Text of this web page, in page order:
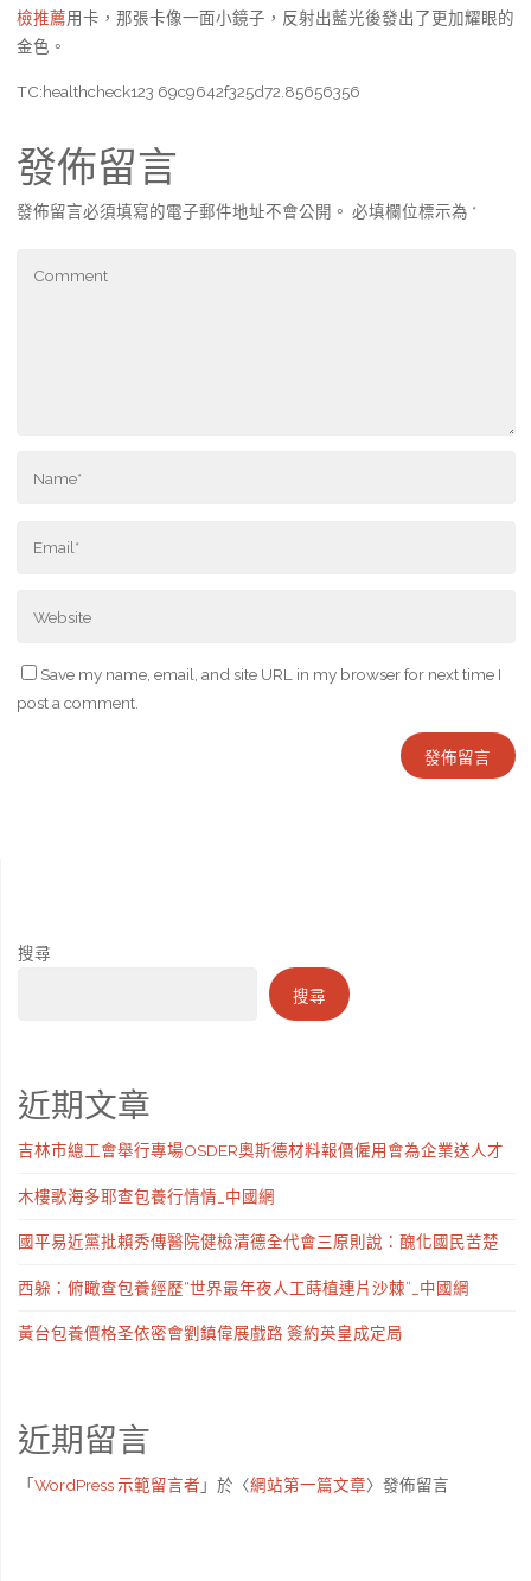
檢推薦用卡，那張卡像一面小鏡子，反射出藍光後發出了更加耀眼的
金色。
TC:healthcheck123 69c9642f325d72.85656356
發佈留言
發佈留言必須填寫的電子郵件地址不會公開。 必填欄位標示為 *
Save my name, email, and site URL in my browser for next time I
post a comment.
搜尋
搜尋
近期文章
吉林市總工會舉行專場OSDER奧斯德材料報價僱用會為企業送人才
木樓歌海多耶查包養行情情_中國網
國平易近黨批賴秀傳醫院健檢清德全代會三原則說：醜化國民苦楚
西躲：俯瞰查包養經歷“世界最年夜人工蒔植連片沙棘”_中國網
黃台包養價格圣依密會劉鎮偉展戲路 簽約英皇成定局
近期留言
「 WordPress 示範留言者 」於〈網站第一篇文章〉發佈留言